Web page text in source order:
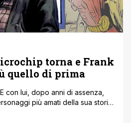
torna e Frank
quello di prima
con lui, dopo anni di assenza,
più amati della sua storia: